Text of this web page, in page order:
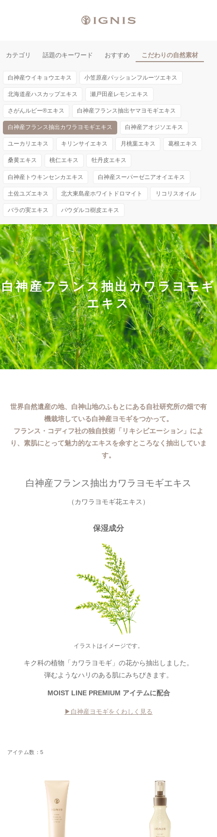
カテゴリ 話題のキーワード おすすめ こだわりの自然素材
白神産ウイキョウエキス 小笠原産パッションフルーツエキス
北海道産ハスカップエキス 瀬戸田産レモンエキス
さがんルビー®エキス 白神産フランス抽出ヤマヨモギエキス
白神産フランス抽出カワラヨモギエキス 白神産アオジソエキス
ユーカリエキス キリンサイエキス 月桃葉エキス 葛根エキス
桑黄エキス 桃仁エキス 牡丹皮エキス
白神産トウキンセンカエキス 白神産スーパーゼニアオイエキス
土佐ユズエキス 北大東島産ホワイトドロマイト リコリスオイル
バラの実エキス パウダルコ樹皮エキス
白神産フランス抽出カワラヨモギ
エキス
世界自然遺産の地、白神山地のふもとにある自社研究所の畑で有
機栽培している白神産ヨモギをつかって。
フランス・コディフ社の独自技術「リキシビエーション」によ
り、素肌にとって魅力的なエキスを余すところなく抽出していま
す。
白神産フランス抽出カワラヨモギエキス
（カワラヨモギ花エキス）
保湿成分
イラストはイメージです。
キク科の植物「カワラヨモギ」の花から抽出しました。
弾むようなハリのある肌にみちびきます。
MOIST LINE PREMIUM アイテムに配合
▶︎白神産ヨモギをくわしく見る
5